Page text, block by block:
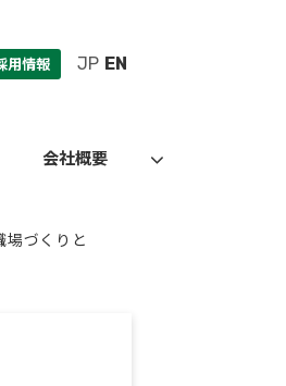
用情報 JP EN
会社概要
場づくりと